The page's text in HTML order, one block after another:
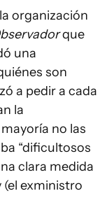
organización
que
una
son
a pedir a cada
la
no las
“dificultosos
clara medida
exministro